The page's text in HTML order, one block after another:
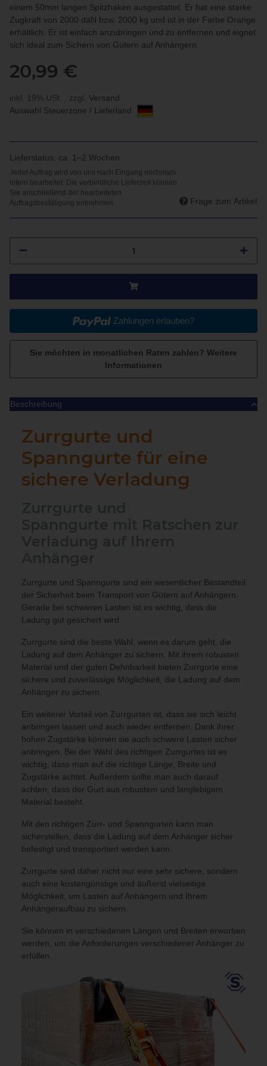
einem 50mm langen Spitzhaken ausgestattet. Er hat eine starke
Zugkraft von 2000 daN bzw. 2000 kg und ist in der Farbe Orange
erhältlich. Er ist einfach anzubringen und zu entfernen und eignet
sich ideal zum Sichern von Gütern auf Anhängern.
20,99 €
inkl. 19% USt. , zzgl. Versand
Auswahl Steuerzone / Lieferland
Lieferstatus: ca. 1–2 Wochen
Frage zum Artikel
Zahlungen erlauben?
Sie möchten in monatlichen Raten zahlen? Weitere
Informationen
Beschreibung
Zurrgurte und
Spanngurte für eine
sichere Verladung
Zurrgurte und Spanngurte sind ein wesentlicher Bestandteil
der Sicherheit beim Transport von Gütern auf Anhängern.
Gerade bei schweren Lasten ist es wichtig, dass die
Ladung gut gesichert wird.
Zurrgurte sind die beste Wahl, wenn es darum geht, die
Ladung auf dem Anhänger zu sichern. Mit ihrem robusten
Material und der guten Dehnbarkeit bieten Zurrgurte eine
sichere und zuverlässige Möglichkeit, die Ladung auf dem
Anhänger zu sichern.
Ein weiterer Vorteil von Zurrgurten ist, dass sie sich leicht
anbringen lassen und auch wieder entfernen. Dank ihrer
hohen Zugstärke können sie auch schwere Lasten sicher
anbringen. Bei der Wahl des richtigen Zurrgurtes ist es
wichtig, dass man auf die richtige Länge, Breite und
Zugstärke achtet. Außerdem sollte man auch darauf
achten, dass der Gurt aus robustem und langlebigem
Material besteht.
Mit den richtigen Zurr- und Spanngurten kann man
sicherstellen, dass die Ladung auf dem Anhänger sicher
befestigt und transportiert werden kann.
Zurrgurte sind daher nicht nur eine sehr sichere, sondern
auch eine kostengünstige und äußerst vielseitige
Möglichkeit, um Lasten auf Anhängern und Ihrem
Anhängeraufbau zu sichern.
Sie können in verschiedenen Längen und Breiten erworben
werden, um die Anforderungen verschiedener Anhänger zu
erfüllen.